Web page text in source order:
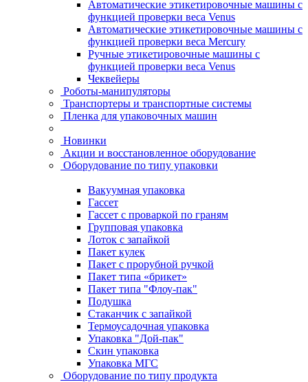
Автоматические этикетировочные машины с
функцией проверки веса Venus
Автоматические этикетировочные машины с
функцией проверки веса Mercury
Ручные этикетировочные машины с
функцией проверки веса Venus
Чеквейеры
Роботы-манипуляторы
Транспортеры и транспортные системы
Пленка для упаковочных машин
Новинки
Акции и восстановленное оборудование
Оборудование по типу упаковки
Вакуумная упаковка
Гассет
Гассет с проваркой по граням
Групповая упаковка
Лоток с запайкой
Пакет кулек
Пакет с прорубной ручкой
Пакет типа «брикет»
Пакет типа "Флоу-пак"
Подушка
Стаканчик с запайкой
Термоусадочная упаковка
Упаковка "Дой-пак"
Скин упаковка
Упаковка МГС
Оборудование по типу продукта